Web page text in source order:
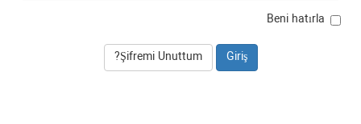
Beni hatırla
Şifremi Unuttum?